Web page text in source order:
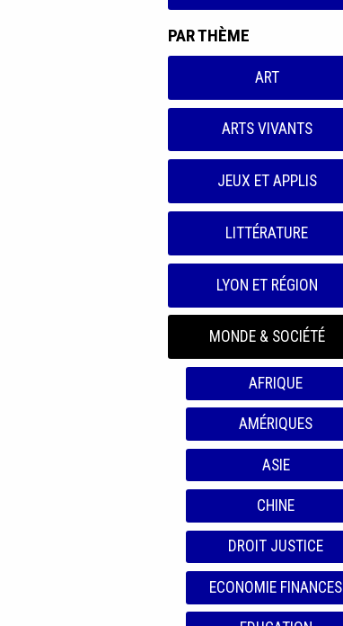
PAR THÈME
ART
ARTS VIVANTS
JEUX ET APPLIS
LITTÉRATURE
LYON ET RÉGION
MONDE & SOCIÉTÉ
AFRIQUE
AMÉRIQUES
ASIE
CHINE
DROIT JUSTICE
ECONOMIE FINANCES